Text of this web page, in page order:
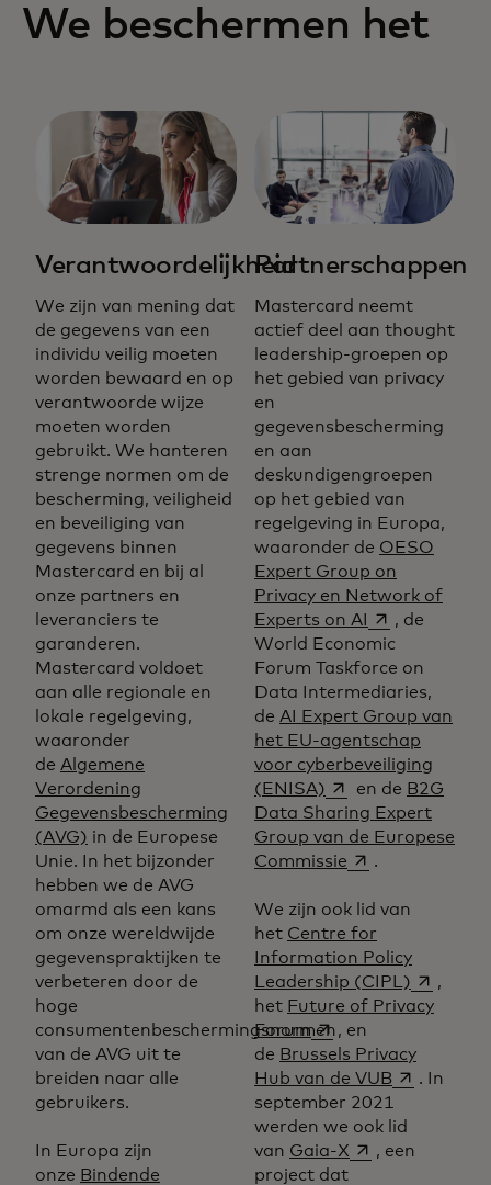
We beschermen het
Verantwoordelijkheid
We zijn van mening dat
de gegevens van een
individu veilig moeten
worden bewaard en op
verantwoorde wijze
moeten worden
gebruikt. We hanteren
strenge normen om de
bescherming, veiligheid
en beveiliging van
gegevens binnen
Mastercard en bij al
onze partners en
leveranciers te
garanderen.
Mastercard voldoet
aan alle regionale en
lokale regelgeving,
waaronder
de Algemene
Verordening
Gegevensbescherming
(AVG) in de Europese
Unie. In het bijzonder
hebben we de AVG
omarmd als een kans
om onze wereldwijde
gegevenspraktijken te
verbeteren door de
hoge
consumentenbeschermingsnormen
van de AVG uit te
breiden naar alle
gebruikers.
In Europa zijn
onze Bindende
Partnerschappen
Mastercard neemt
actief deel aan thought
leadership-groepen op
het gebied van privacy
en
gegevensbescherming
en aan
deskundigengroepen
op het gebied van
regelgeving in Europa,
waaronder de OESO
Expert Group on
Privacy en Network of
Experts on AI
opens in a
, de
World Economic
Forum Taskforce on
Data Intermediaries,
de AI Expert Group van
het EU-agentschap
voor cyberbeveiliging
(ENISA) opens in a new tab
en de B2G
Data Sharing Expert
Group van de Europese
Commissie opens in a new
.
We zijn ook lid van
het Centre for
Information Policy
Leadership (CIPL) opens
,
het Future of Privacy
Forumopens in a new tab
, en
de Brussels Privacy
Hub van de VUB opens in a
. In
september 2021
werden we ook lid
van Gaia-X opens in a new
, een
project dat